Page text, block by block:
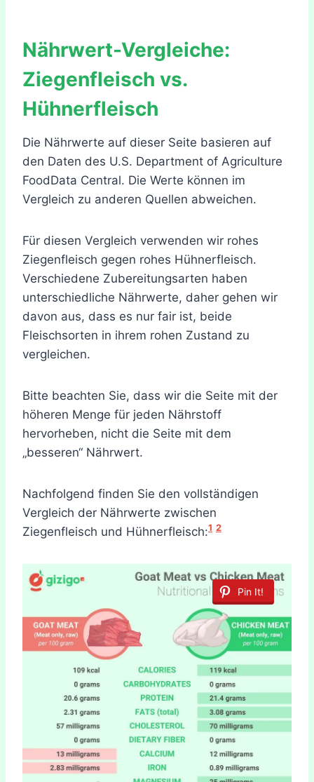
Nährwert-Vergleiche:
Ziegenfleisch vs.
Hühnerfleisch
Die Nährwerte auf dieser Seite basieren auf
den Daten des U.S. Department of Agriculture
FoodData Central. Die Werte können im
Vergleich zu anderen Quellen abweichen.
Für diesen Vergleich verwenden wir rohes
Ziegenfleisch gegen rohes Hühnerfleisch.
Verschiedene Zubereitungsarten haben
unterschiedliche Nährwerte, daher gehen wir
davon aus, dass es nur fair ist, beide
Fleischsorten in ihrem rohen Zustand zu
vergleichen.
Bitte beachten Sie, dass wir die Seite mit der
höheren Menge für jeden Nährstoff
hervorheben, nicht die Seite mit dem
„besseren“ Nährwert.
Nachfolgend finden Sie den vollständigen
Vergleich der Nährwerte zwischen
Ziegenfleisch und Hühnerfleisch:1 2
Pin It!